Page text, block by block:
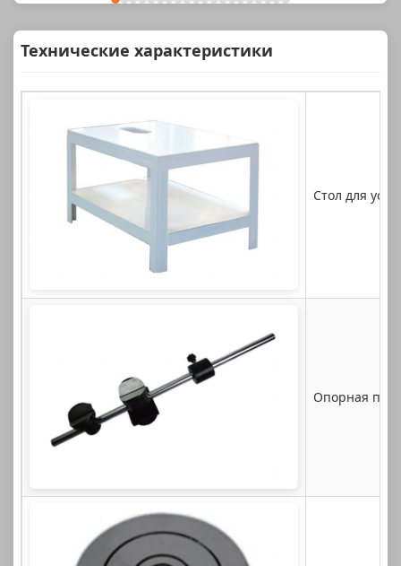
Технические характеристики
Стол для
Опорная